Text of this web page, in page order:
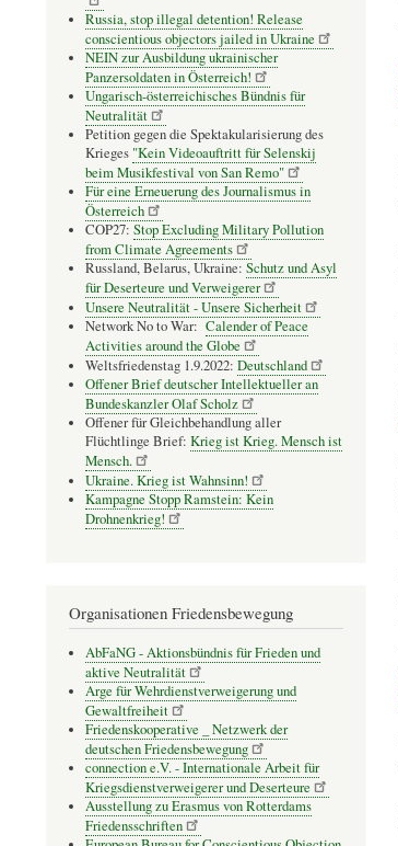
Russia, stop illegal detention! Release
conscientious objectors jailed in Ukraine
NEIN zur Ausbildung ukrainischer
Panzersoldaten in Österreich!
Ungarisch-österreichisches Bündnis für
Neutralität
Petition gegen die Spektakularisierung des
Krieges "Kein Videoauftritt für Selenskij
beim Musikfestival von San Remo"
Für eine Erneuerung des Journalismus in
Österreich
COP27: Stop Excluding Military Pollution
from Climate Agreements
Russland, Belarus, Ukraine: Schutz und Asyl
für Deserteure und Verweigerer
Unsere Neutralität - Unsere Sicherheit
Network No to War: Calender of Peace
Activities around the Globe
Weltsfriedenstag 1.9.2022: Deutschland
Offener Brief deutscher Intellektueller an
Bundeskanzler Olaf Scholz
Offener für Gleichbehandlung aller
Flüchtlinge Brief: Krieg ist Krieg. Mensch ist
Mensch.
Ukraine. Krieg ist Wahnsinn!
Kampagne Stopp Ramstein: Kein
Drohnenkrieg!
Organisationen Friedensbewegung
AbFaNG - Aktionsbündnis für Frieden und
aktive Neutralität
Arge für Wehrdienstverweigerung und
Gewaltfreiheit
Friedenskooperative _ Netzwerk der
deutschen Friedensbewegung
connection e.V. - Inter­na­tio­nale Arbeit für
Kriegs­dienst­ver­wei­gerer und Deser­teure
Ausstellung zu Erasmus von Rotterdams
Friedensschriften